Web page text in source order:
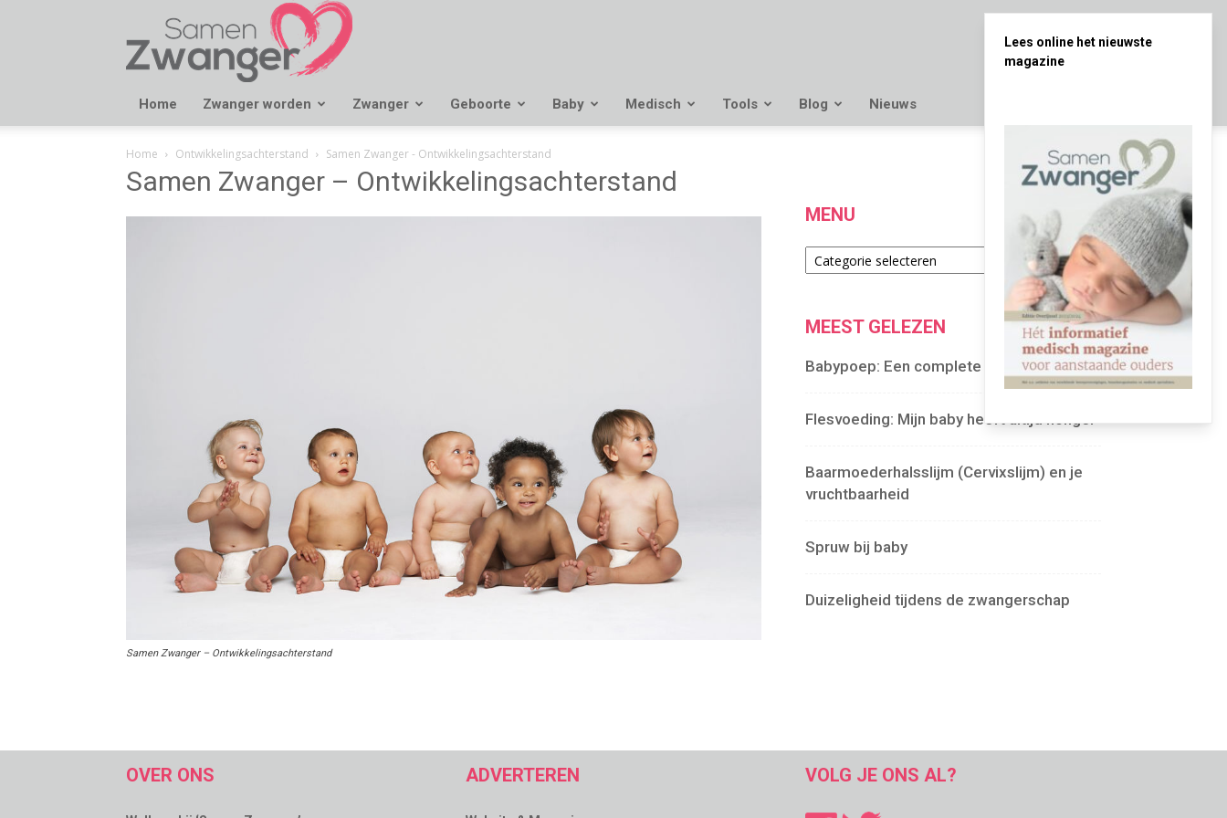
Samen
Zwanger
Home Zwanger worden Zwanger Geboorte Baby Medisch Tools Blog Nieuws
Home Ontwikkelingsachterstand Samen Zwanger - Ontwikkelingsachterstand
Samen Zwanger – Ontwikkelingsachterstand
Samen Zwanger – Ontwikkelingsachterstand
MENU
Menu
MEEST GELEZEN
Babypoep: Een complete gids
Flesvoeding: Mijn baby heeft altijd honger
Baarmoederhalsslijm (Cervixslijm) en je
vruchtbaarheid
Spruw bij baby
Duizeligheid tijdens de zwangerschap
OVER ONS ADVERTEREN VOLG JE ONS AL?
Lees online het nieuwste
magazine